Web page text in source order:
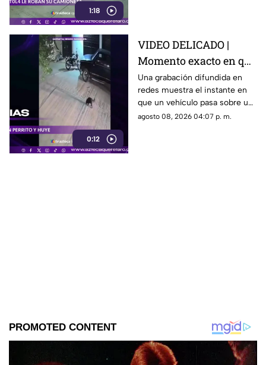
1:18
0:12
VIDEO DELICADO |
Momento exacto en que
camioneta atropella a
un perro y conductor
escapa
Una grabación difundida en
redes muestra el instante en
que un vehículo pasa sobre un
perro y continúa su camino sin
agosto 08, 2026 04:07 p. m.